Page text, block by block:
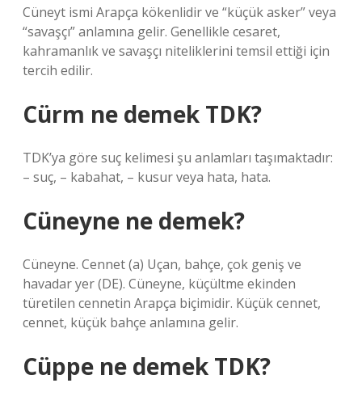
Cüneyt ismi Arapça kökenlidir ve “küçük asker” veya
“savaşçı” anlamına gelir. Genellikle cesaret,
kahramanlık ve savaşçı niteliklerini temsil ettiği için
tercih edilir.
Cürm ne demek TDK?
TDK’ya göre suç kelimesi şu anlamları taşımaktadır:
– suç, – kabahat, – kusur veya hata, hata.
Cüneyne ne demek?
Cüneyne. Cennet (a) Uçan, bahçe, çok geniş ve
havadar yer (DE). Cüneyne, küçültme ekinden
türetilen cennetin Arapça biçimidir. Küçük cennet,
cennet, küçük bahçe anlamına gelir.
Cüppe ne demek TDK?